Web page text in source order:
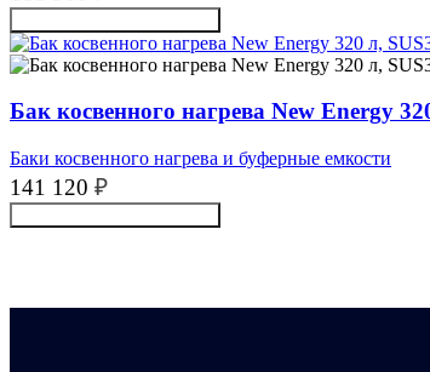
Бак косвенного нагрева New Energy
Баки косвенного нагрева и буферные емкости
141 120 ₽